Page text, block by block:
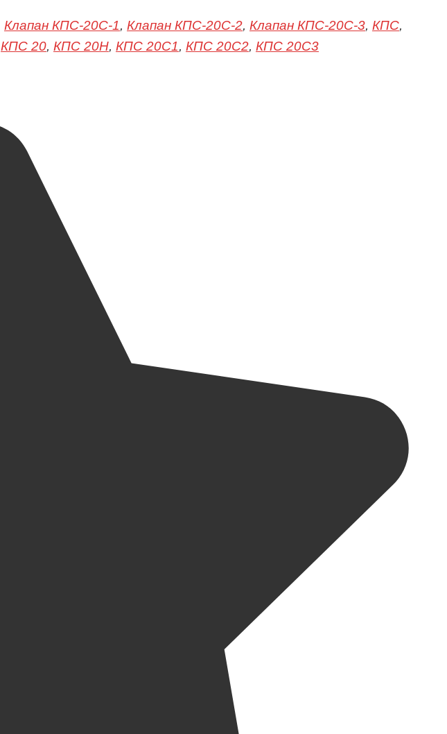
Клапан КПС-20С-1, Клапан КПС-20С-2, Клапан КПС-20С-3, КПС,
КПС 20, КПС 20Н, КПС 20С1, КПС 20С2, КПС 20С3